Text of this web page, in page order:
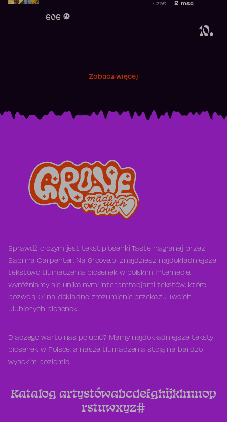
10.
606
2 msc
Czas:
Zobacz więcej
Sprawdź o czym jest tekst piosenki Taste nagranej przez
Sabrina Carpenter. Na Groove.pl znajdziesz najdokładniejsze
tekstowo tłumaczenia piosenek w polskim Internecie.
Wyróżniamy się unikalnymi interpretacjami tekstów, które
pozwolą Ci na dokładne zrozumienie przekazu Twoich
ulubionych piosenek.
Dlaczego warto nas polubić? Mamy najdokładniejsze teksty
piosenek w Polsce, a nasze tłumaczenia stoją na bardzo
wysokim poziomie.
Katalog artystówabcdefghijklmnop
rstuwxyz#